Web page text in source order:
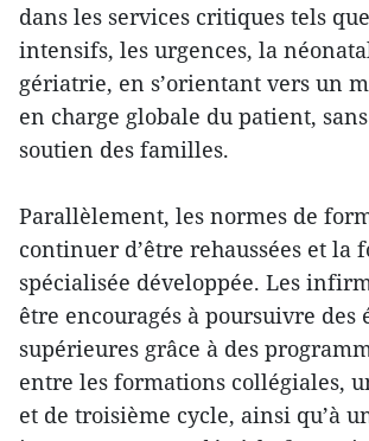
dans les services critiques tels
intensifs, les urgences, la
gériatrie, en s’orientant vers un
en charge globale du patient,
soutien des familles.
Parallèlement, les normes de
continuer d’être rehaussées et la
spécialisée développée. Les
être encouragés à poursuivre des
supérieures grâce à des
entre les formations collégiales,
et de troisième cycle, ainsi qu’à